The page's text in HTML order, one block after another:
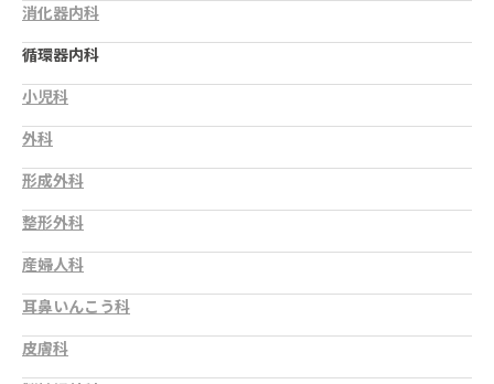
消化器内科
循環器内科
小児科
外科
形成外科
整形外科
産婦人科
耳鼻いんこう科
皮膚科